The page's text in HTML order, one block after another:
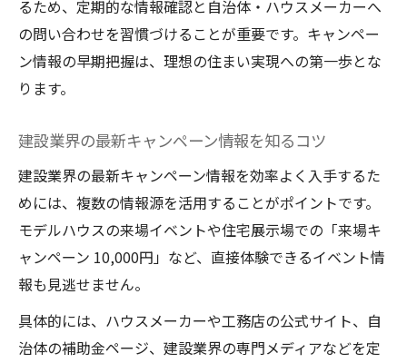
るため、定期的な情報確認と自治体・ハウスメーカーへ
の問い合わせを習慣づけることが重要です。キャンペー
ン情報の早期把握は、理想の住まい実現への第一歩とな
ります。
建設業界の最新キャンペーン情報を知るコツ
建設業界の最新キャンペーン情報を効率よく入手するた
めには、複数の情報源を活用することがポイントです。
モデルハウスの来場イベントや住宅展示場での「来場キ
ャンペーン 10,000円」など、直接体験できるイベント情
報も見逃せません。
具体的には、ハウスメーカーや工務店の公式サイト、自
治体の補助金ページ、建設業界の専門メディアなどを定